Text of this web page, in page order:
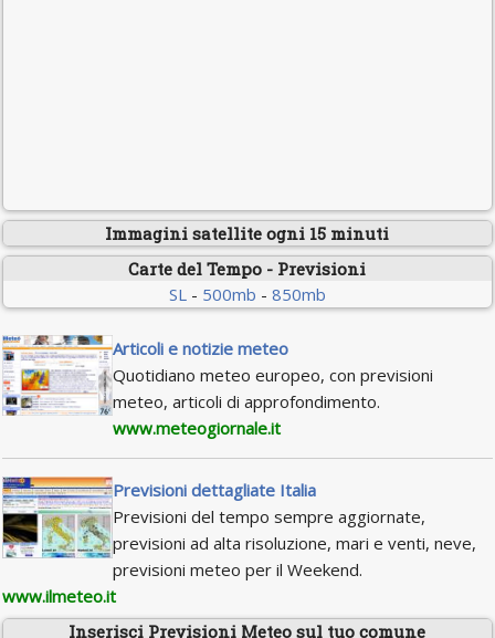
Immagini satellite ogni 15 minuti
Carte del Tempo - Previsioni
SL- 500mb - 850mb
Articoli e notizie meteo
Quotidiano meteo europeo, con previsioni
meteo, articoli di approfondimento.
www.meteogiornale.it
Previsioni dettagliate Italia
Previsioni del tempo sempre aggiornate,
previsioni ad alta risoluzione, mari e venti, neve,
previsioni meteo per il Weekend.
www.ilmeteo.it
Inserisci Previsioni Meteo sul tuo comune